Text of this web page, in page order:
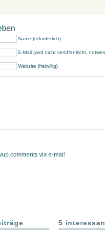
Name (erforderlich)
E-Mail (wird nicht veröffentlicht,
Website (freiwillig)
comments via e-mail
5